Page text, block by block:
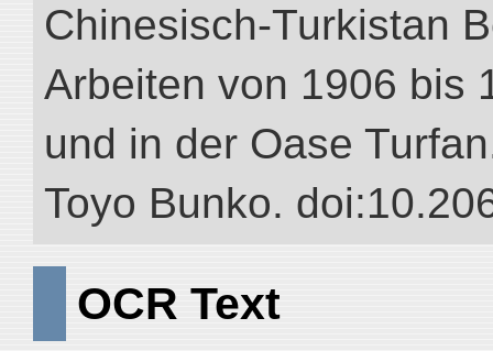
Chinesisch-Turkistan
Arbeiten von 1906 bis
und in der Oase
Toyo Bunko.
OCR Text